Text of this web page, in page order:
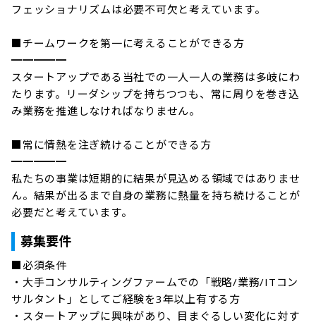
フェッショナリズムは必要不可欠と考えています。
■チームワークを第一に考えることができる方
━━━━━
スタートアップである当社での一人一人の業務は多岐にわ
たります。リーダシップを持ちつつも、常に周りを巻き込
み業務を推進しなければなりません。
■常に情熱を注ぎ続けることができる方
━━━━━
私たちの事業は短期的に結果が見込める領域ではありませ
ん。結果が出るまで自身の業務に熱量を持ち続けることが
必要だと考えています。
募集要件
■必須条件
・大手コンサルティングファームでの「戦略/業務/ITコン
サルタント」としてご経験を3年以上有する方
・スタートアップに興味があり、目まぐるしい変化に対す